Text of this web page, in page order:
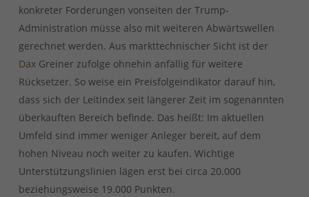
konkreter Forderungen vonseiten der Trump-
Administration müsse also mit weiteren Abwärtswellen
gerechnet werden. Aus markttechnischer Sicht ist der
DaxGreiner zufolge ohnehin anfällig für weitere
Rücksetzer. So weise ein Preisfolgeindikator darauf hin,
dass sich der Leitindex seit längerer Zeit im sogenannten
überkauften Bereich befinde. Das heißt: Im aktuellen
Umfeld sind immer weniger Anleger bereit, auf dem
hohen Niveau noch weiter zu kaufen. Wichtige
Unterstützungslinien lägen erst bei circa 20.000
beziehungsweise 19.000 Punkten.